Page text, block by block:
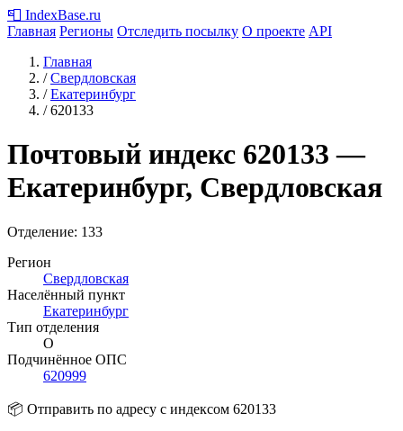
📮 IndexBase.ru
Главная Регионы Отследить посылку О проекте API
Главная
/ Свердловская
/ Екатеринбург
/ 620133
Почтовый индекс 620133 —
Екатеринбург, Свердловская
Отделение: 133
Регион
Свердловская
Населённый пункт
Екатеринбург
Тип отделения
О
Подчинённое ОПС
620999
📦 Отправить по адресу с индексом 620133